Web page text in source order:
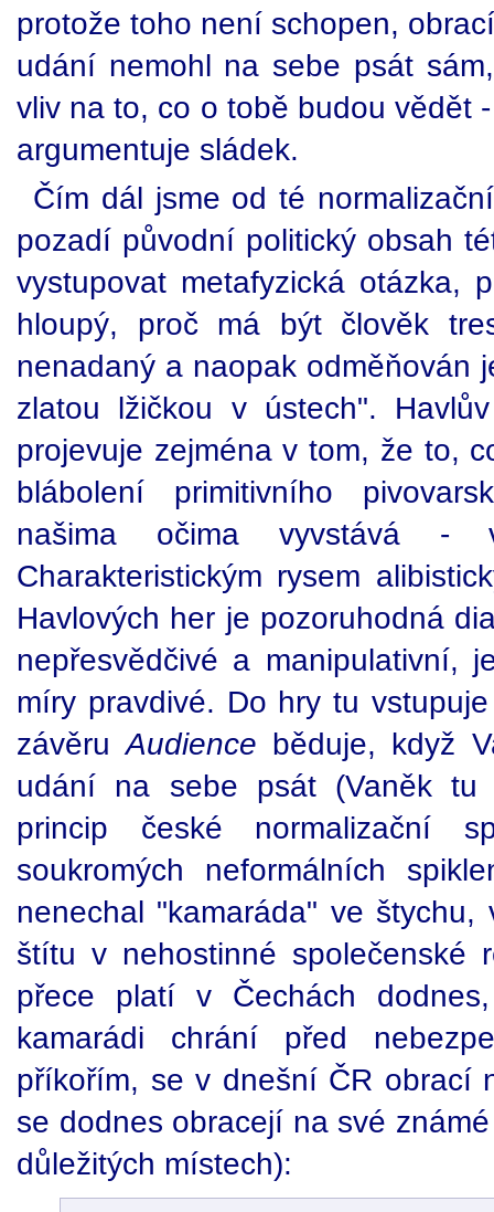
protože toho není schopen,
udání nemohl na sebe psát
vliv na to, co o tobě budou vědět
argumentuje sládek.
Čím dál jsme od té
pozadí původní politický obsah
vystupovat metafyzická otázka,
hloupý, proč má být člověk
nenadaný a naopak odměňován
zlatou lžičkou v ústech".
projevuje zejména v tom, že to,
blábolení primitivního
našima očima vyvstává -
Charakteristickým rysem
Havlových her je pozoruhodná
nepřesvědčivé a manipulativní,
míry pravdivé. Do hry tu
závěruAudience běduje, když
udání na sebe psát (Vaněk tu
princip české normalizační
soukromých neformálních
nenechal "kamaráda" ve
štítu v nehostinné společenské
přece platí v Čechách
kamarádi chrání před
příkořím, se v dnešní ČR obrací
se dodnes obracejí na své
důležitých místech):